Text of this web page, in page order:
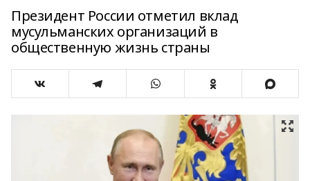
Президент России отметил вклад
мусульманских организаций в
общественную жизнь страны